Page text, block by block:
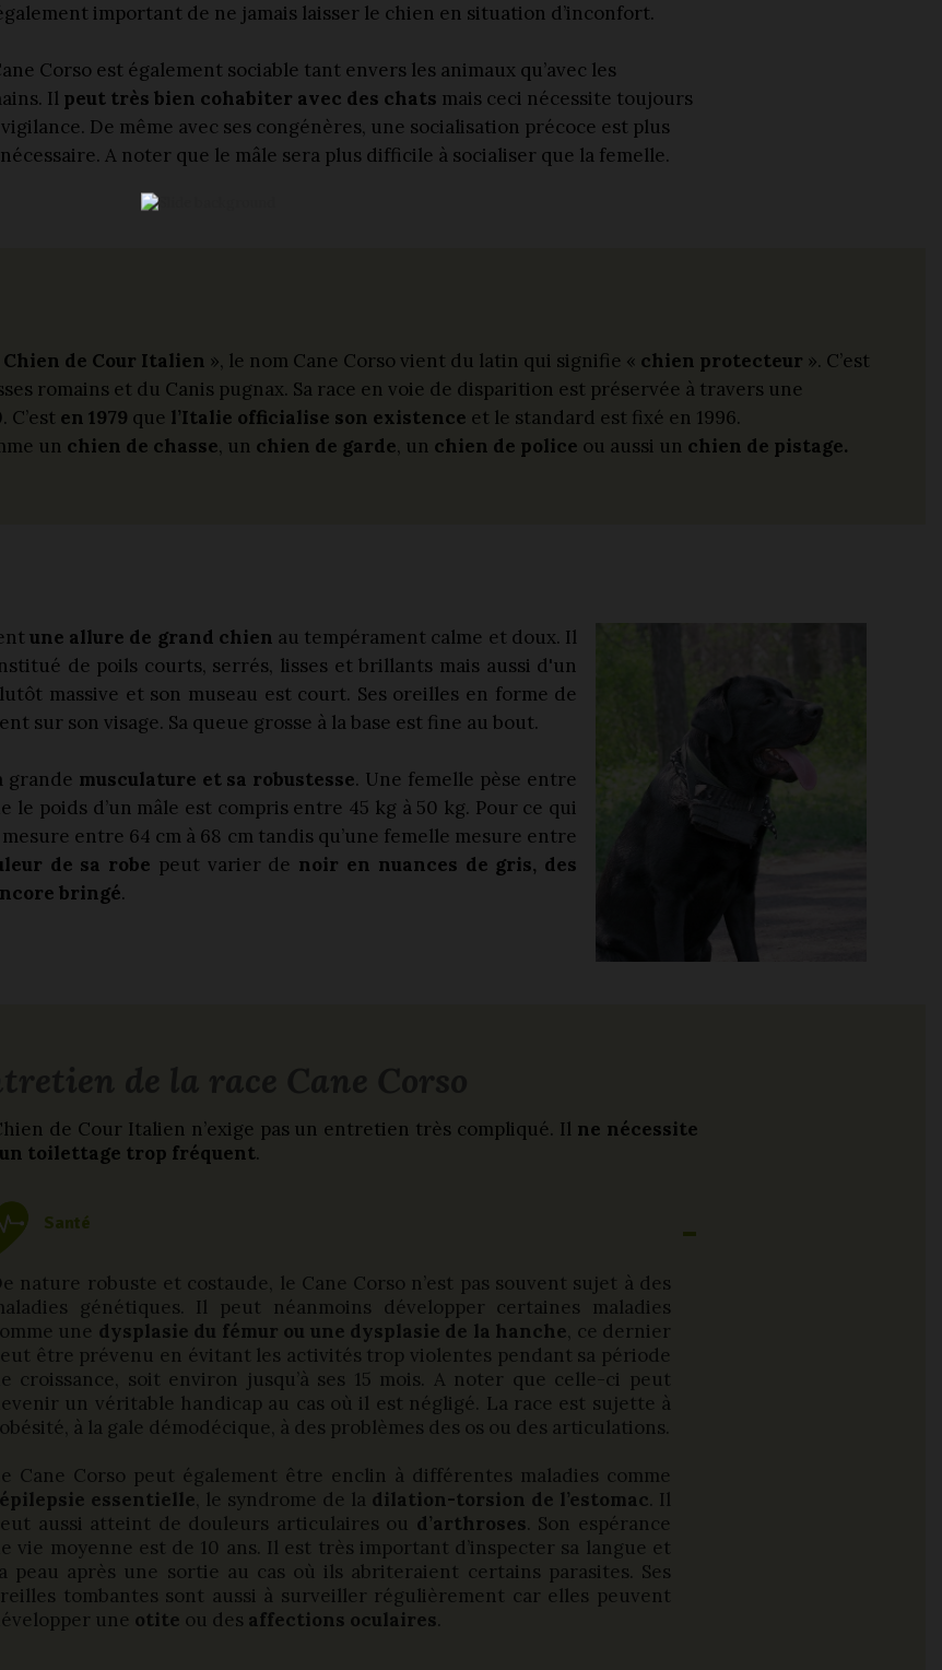
important de ne jamais laisser le chien en situation d’inconfort.
Corso est également sociable tant envers les animaux qu’avec les
Il peut très bien cohabiter avec des chats mais ceci nécessite toujours
De même avec ses congénères, une socialisation précoce est plus
A noter que le mâle sera plus difficile à socialiser que la femelle.
Chien de Cour Italien », le nom Cane Corso vient du latin qui signifie « chien protecteur ». C’est
romains et du Canis pugnax. Sa race en voie de disparition est préservée à travers une
C’est en 1979 que l’Italie officialise son existence et le standard est fixé en 1996.
un chien de chasse, un chien de garde, un chien de police ou aussi un chien de pistage.
une allure de grand chien au tempérament calme et doux. Il
de poils courts, serrés, lisses et brillants mais aussi d'un
massive et son museau est court. Ses oreilles en forme de
sur son visage. Sa queue grosse à la base est fine au bout.
grande musculature et sa robustesse. Une femelle pèse entre
le poids d’un mâle est compris entre 45 kg à 50 kg. Pour ce qui
entre 64 cm à 68 cm tandis qu’une femelle mesure entre
de sa robe peut varier de noir en nuances de gris, des
bringé.
de Cour Italien n’exige pas un entretien très compliqué. Il ne nécessite
toilettage trop fréquent.
Santé
nature robuste et costaude, le Cane Corso n’est pas souvent sujet à des
génétiques. Il peut néanmoins développer certaines maladies
une dysplasie du fémur ou une dysplasie de la hanche, ce dernier
être prévenu en évitant les activités trop violentes pendant sa période
croissance, soit environ jusqu’à ses 15 mois. A noter que celle-ci peut
un véritable handicap au cas où il est négligé. La race est sujette à
à la gale démodécique, à des problèmes des os ou des articulations.
Cane Corso peut également être enclin à différentes maladies comme
essentielle, le syndrome de la dilation-torsion de l’estomac. Il
aussi atteint de douleurs articulaires ou d’arthroses. Son espérance
vie moyenne est de 10 ans. Il est très important d’inspecter sa langue et
peau après une sortie au cas où ils abriteraient certains parasites. Ses
tombantes sont aussi à surveiller régulièrement car elles peuvent
une otite ou des affections oculaires.